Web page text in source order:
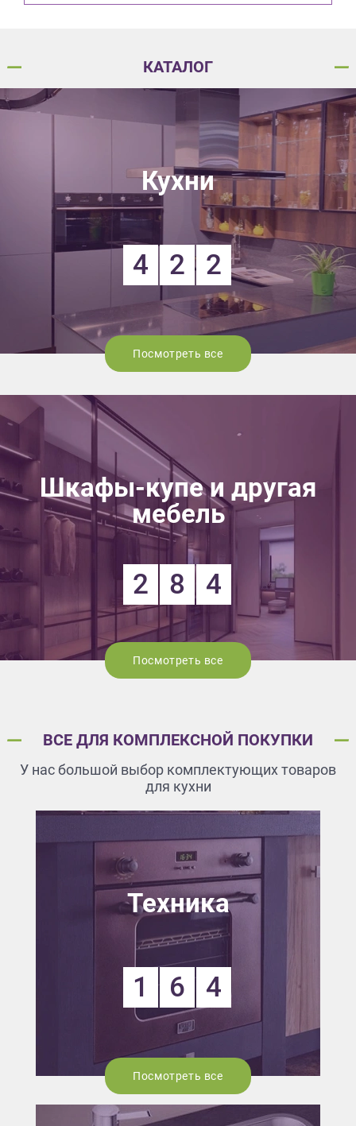
КАТАЛОГ
Кухни
4 2 2
Посмотреть все
Шкафы-купе и другая
мебель
2 8 4
Посмотреть все
ВСЕ ДЛЯ КОМПЛЕКСНОЙ ПОКУПКИ
У нас большой выбор комплектующих товаров
для кухни
Техника
1 6 4
Посмотреть все